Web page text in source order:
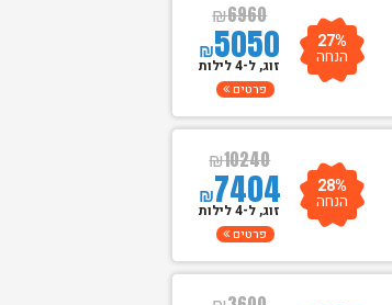
₪6960
₪5050 27%
הנחה זוג, ל-4 לילות
פרטים
₪10240
₪7404 28%
הנחה זוג, ל-4 לילות
פרטים